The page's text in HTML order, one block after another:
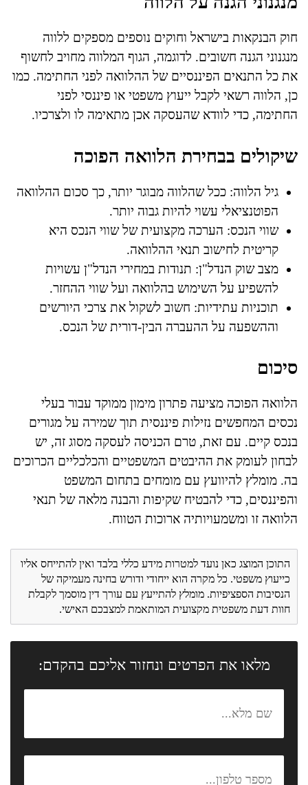
חוק הבנקאות בישראל וחוקים נוספים מספקים ללווה
מנגנוני הגנה חשובים. לדוגמה, הגוף המלווה מחויב לחשוף
את כל התנאים הפיננסיים של ההלוואה לפני החתימה. כמו
כן, הלווה רשאי לקבל ייעוץ משפטי או פיננסי לפני
החתימה, כדי לוודא שהעסקה אכן מתאימה לו ולצרכיו.
שיקולים בבחירת הלוואה הפוכה
גיל הלווה: ככל שהלווה מבוגר יותר, כך סכום ההלוואה
הפוטנציאלי עשוי להיות גבוה יותר.
שווי הנכס: הערכה מקצועית של שווי הנכס היא
קריטית לחישוב תנאי ההלוואה.
מצב שוק הנדל"ן: תנודות במחירי הנדל"ן עשויות
להשפיע על השימוש בהלוואה ועל שווי ההחזר.
תוכניות עתידיות: חשוב לשקול את צרכי היורשים
וההשפעה על ההעברה הבין-דורית של הנכס.
סיכום
הלוואה הפוכה מציעה פתרון מימון ממוקד עבור בעלי
נכסים המחפשים נזילות פיננסית תוך שמירה על מגורים
בנכס קיים. עם זאת, טרם הכניסה לעסקה מסוג זה, יש
לבחון לעומק את ההיבטים המשפטיים והכלכליים הכרוכים
בה. מומלץ להיוועץ עם מומחים בתחום המשפט
והפיננסים, כדי להבטיח שקיפות והבנה מלאה של תנאי
הלוואה זו ומשמעויותיה ארוכות הטווח.
התוכן המוצג כאן נועד למטרות מידע כללי בלבד ואין להתייחס אליו
כייעוץ משפטי. כל מקרה הוא ייחודי ודורש בחינה מעמיקה של
הנסיבות הספציפיות. מומלץ להתייעץ עם עורך דין מוסמך לקבלת
חוות דעת משפטית מקצועית המותאמת למצבכם האישי.
מלאו את הפרטים ונחזור אליכם בהקדם: